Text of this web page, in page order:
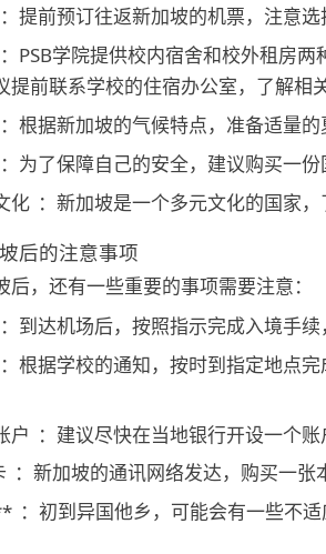
：提前预订往返新加坡的机票，注意选
：PSB学院提供校内宿舍和校外租房
提前联系学校的住宿办公室，了解相
：根据新加坡的气候特点，准备适量
：为了保障自己的安全，建议购买一
化 ：新加坡是一个多元文化的国家
后的注意事项
后，还有一些重要的事项需要注意：
：到达机场后，按照指示完成入境手
：根据学校的通知，按时到指定地点
户 ：建议尽快在当地银行开设一个
：新加坡的通讯网络发达，购买一张
：初到异国他乡，可能会有一些不